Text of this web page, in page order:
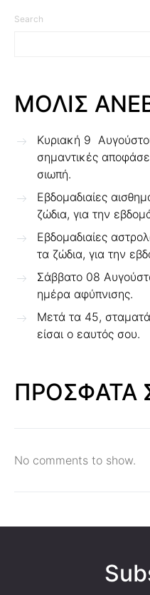
Search
ΜΟΛΙΣ
Κυριακή 9
σημαντικές
σιωπή.
Εβδομαδιαίες
ζώδια, για την
Εβδομαδιαίες
τα ζώδια, για την
Σάββατο 08
ημέρα αφύπνισης.
Μετά τα 45,
είσαι ο εαυτός σου.
ΠΡΟΣΦΑΤΑ
No comments to show.